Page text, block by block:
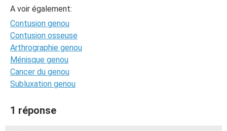
A voir également:
Contusion genou
Contusion osseuse
Arthrographie genou
Ménisque genou
Cancer du genou
Subluxation genou
1 réponse